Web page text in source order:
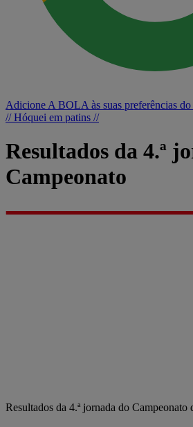
Adicione A BOLA às suas preferências
// Hóquei em patins //
Resultados da 4.ª
Campeonato
Resultados da 4.ª jornada do Campeonato